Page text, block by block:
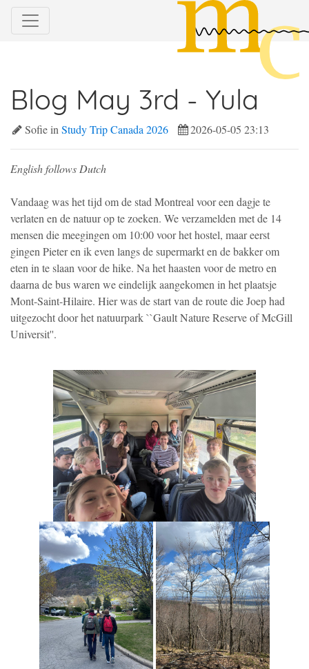
Blog May 3rd - Yula
Sofie in Study Trip Canada 2026 2026-05-05 23:13
English follows Dutch
Vandaag was het tijd om de stad Montreal voor een dagje te
verlaten en de natuur op te zoeken. We verzamelden met de 14
mensen die meegingen om 10:00 voor het hostel, maar eerst
gingen Pieter en ik even langs de supermarkt en de bakker om
eten in te slaan voor de hike. Na het haasten voor de metro en
daarna de bus waren we eindelijk aangekomen in het plaatsje
Mont-Saint-Hilaire. Hier was de start van de route die Joep had
uitgezocht door het natuurpark ``Gault Nature Reserve of McGill
Universit''.